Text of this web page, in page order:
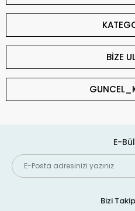
BİZE
E-
Bizi